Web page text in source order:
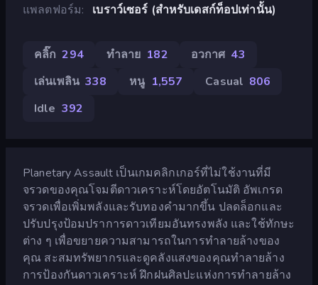
แพลตฟอร์ม
เบราว์เซอร์ (สำหรับเดสก์ท็อปเท่านั้น)
คลิ๊ก 294 ทำลาย 182 อวกาศ 43
เล่นเพลิน 338 หนู 1,557 Casual 806
Idle 392
Planetary Assault เป็นเกมคลิกเกอร์ที่ไม่ใช้งานที่มี
จรวดของคุณโจมตีดาวเคราะห์โดยอัตโนมัติ อัพเกรด
จรวดเพื่อเพิ่มพลังและรับทองคำมากขึ้น ปลดล็อกและ
ปรับปรุงป้อมปราการดาวเทียมอันทรงพลัง และใช้ทักษะ
ต่าง ๆ เพื่อขยายความสามารถในการทำลายล้างของ
คุณ สะสมทรัพยากรและดูคลังแสงของคุณทำลายล้าง
การป้องกันดาวเคราะห์ ฝึกฝนศิลปะแห่งการทำลายล้าง